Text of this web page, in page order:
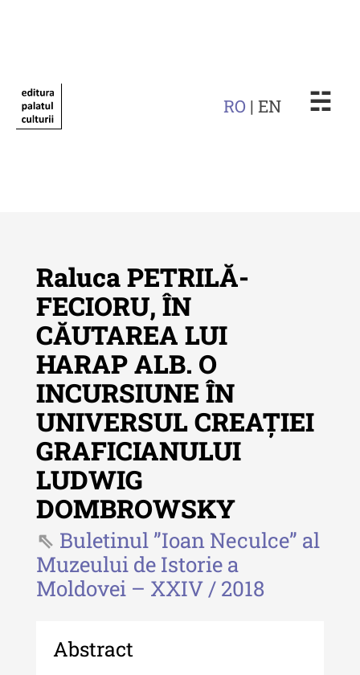
RO | EN ☵
Revista "Cercetări istorice"
Revista "Cercetări istorice" - XLIV
- 2025
Revista "Cercetări istorice" - XLIII
- 2024
Revista "Cercetări istorice" - XLII -
2023
Indexul Complet
Buletinul ”Ioan Neculce” al Muzeului
de Istorie a Moldovei
Muzeului de Istorie a Moldovei -
XXIV / 2018
Raluca PETRILĂ-
FECIORU, ÎN
CĂUTAREA LUI
HARAP ALB. O
INCURSIUNE ÎN
UNIVERSUL CREAȚIEI
GRAFICIANULUI
LUDWIG
DOMBROWSKY
Buletinul ”Ioan Neculce” al
Muzeului de Istorie a
Moldovei – XXIV / 2018
Abstract